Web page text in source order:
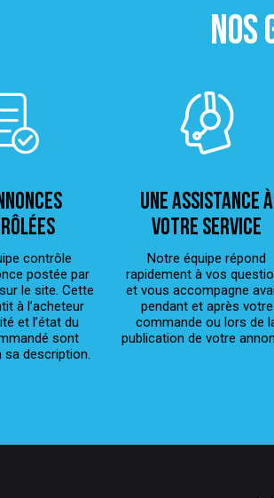
NOS
contrôle
postée par
le site. Cette
à l’acheteur
et l’état du
sont
description.
Une assistance à
votre service
Notre équipe répond
rapidement à vos
et vous accompagne
pendant et après votre
commande ou lors de
publication de votre